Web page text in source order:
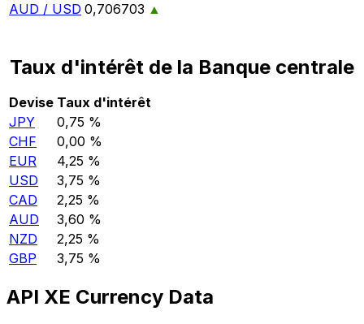
AUD / USD 0,706703 ▲
Taux d'intérêt de la Banque centrale
Devise Taux d'intérêt
JPY
0,75 %
CHF
0,00 %
EUR
4,25 %
USD
3,75 %
CAD
2,25 %
AUD
3,60 %
NZD
2,25 %
GBP
3,75 %
API XE Currency Data